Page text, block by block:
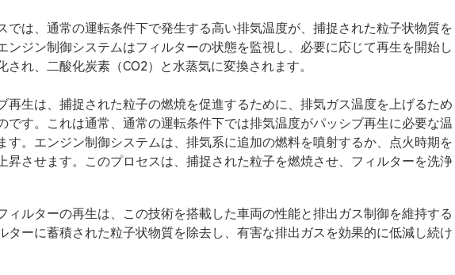
では、通常の運転条件下で発生する高い排気温度が、捕捉された粒子状物質を
ンジン制御システムはフィルターの状態を監視し、必要に応じて再生を開始し
され、二酸化炭素（CO2）と水蒸気に変換されます。
再生は、捕捉された粒子の燃焼を促進するために、排気ガス温度を上げるため
です。これは通常、通常の運転条件下では排気温度がパッシブ再生に必要な温
す。エンジン制御システムは、排気系に追加の燃料を噴射するか、点火時期を
昇させます。このプロセスは、捕捉された粒子を燃焼させ、フィルターを洗浄
ィルターの再生は、この技術を搭載した車両の性能と排出ガス制御を維持する
ターに蓄積された粒子状物質を除去し、有害な排出ガスを効果的に低減し続け